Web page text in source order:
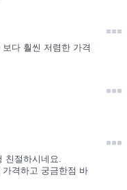
다 훨씬 저렴한 가격
친절하시네요.
격하고 궁금한점 바